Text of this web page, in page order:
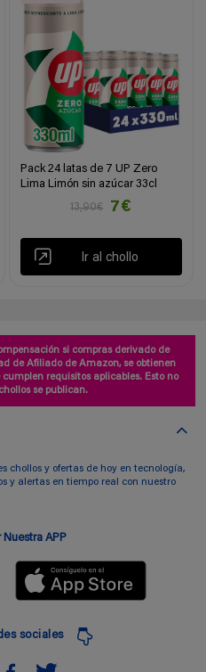
Pack 24 latas de 7 UP Zero
Lima Limón sin azúcar 33cl
13,90€
7€
Ir al chollo
si compras derivado de
de Afiliado de Amazon, se obtienen
requisitos aplicables. Esto no
se publican.
chollos y ofertas de hoy en tecnología,
y alertas en tiempo real con nuestro
Nuestra APP
sociales